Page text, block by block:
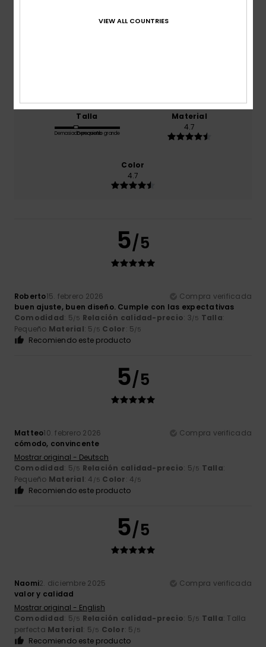
Comodidad
Talla
Demasiado pequeño
Demasiado grande
Material
4.7
Color
4.7
5/5
Roberto15. febrero 2026
Compra verificada
buen ajuste, buen diseño. Cumple con las expectativas
Comodidad: 5/5 Relación calidad-precio: 3/5 Talla:
Pequeño Material: 5 /5 Color: 5/5
Recomiendo este producto
5/5
Matteo10. febrero 2026
Compra verificada
cómodo, convincente
Mostrar original - Deutsch
Comodidad: 5/5 Relación calidad-precio: 5/5 Talla:
Pequeño Material: 4 /5 Color: 4/5
Recomiendo este producto
5/5
Naomi2. diciembre 2025
Compra verificada
valor y calidad
Mostrar original - English
Comodidad: 5/5 Relación calidad-precio: 5/5 Talla: Talla
perfecta Material: 5/5 Color: 5 /5
Recomiendo este producto
VIEW ALL COUNTRIES